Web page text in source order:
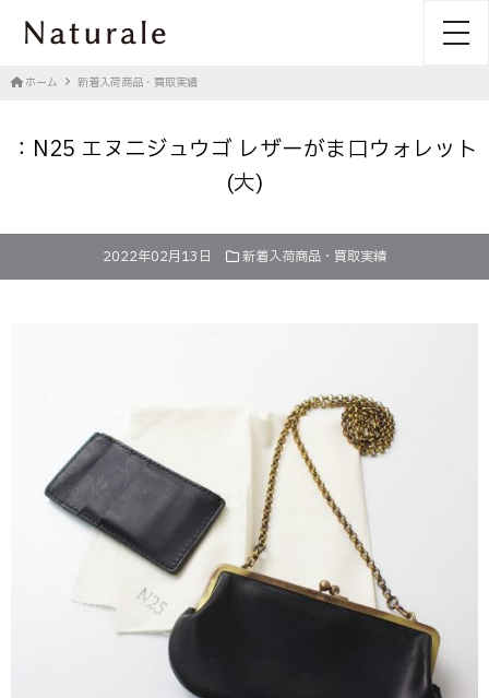
ホーム 新着入荷商品・買取実績
：N25 エヌニジュウゴ レザーがま口ウォレット
(大)
2022年02月13日 新着入荷商品・買取実績